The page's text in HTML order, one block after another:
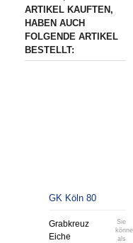
ARTIKEL KAUFTEN,
HABEN AUCH
FOLGENDE ARTIKEL
BESTELLT:
GK Köln 80
Grabkreuz
Eiche
Sie
als